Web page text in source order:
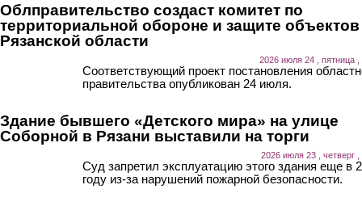
Облправительство создаст комитет по
территориальной обороне и защите объектов
Рязанской области
2026 июля 24 , пятница ,
Соответствующий проект постановления
правительства опубликован 24 июля.
Здание бывшего «Детского мира» на улице
Соборной в Рязани выставили на торги
2026 июля 23 , четверг ,
Суд запретил эксплуатацию этого здания еще в
году из-за нарушений пожарной безопасности.